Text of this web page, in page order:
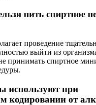
пить спиртное
проведение
выйти из
принимать спиртное
используют при
кодировании от